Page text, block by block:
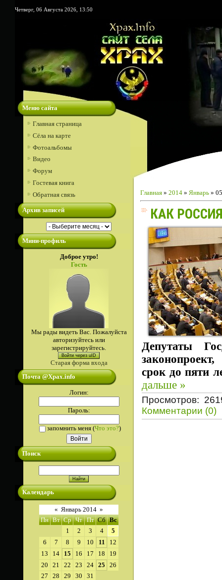
Четверг, 06 Августа 2026, 13:50
Меню сайта
Главная страница
Сёла на карте
Фотоальбомы
Видео
Форум
Гостевая книга
Обратная связь
Архив записей
Мини-профиль
Доброе утро!
Гость
Мы рады видеть Вас. Пожалуйста
авторизуйтесь или
зарегистрируйтесь.
Войти через uID
Старая форма входа
Почта @Xpax.info
Логин:
Пароль:
запомнить меня(Что это?)
Поиск
Календарь
« Январь 2014 »
Пн Вт Ср Чт Пт Сб Вс
1
2 3 4
5
6
7 8 9 10 11
12
13
14 15 16 17 18
19
20
21 22 23 24 25
26
27
28 29 30 31
Главная » 2014 » Январь » 05
КАК
Депутаты
срок до пяти
дальше »
Просмотров:
Комментарии (0)